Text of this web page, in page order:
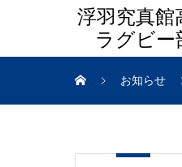
浮羽究真館
ラグビー
お知らせ